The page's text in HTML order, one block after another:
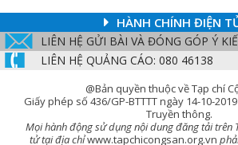
HÀNH CHÍNH ĐIỆN
LIÊN HỆ GỬI BÀI VÀ ĐÓNG GÓP Ý
LIÊN HỆ QUẢNG CÁO: 080 46138
@Bản quyền thuộc về Tạp chí
Giấy phép số 436/GP-BTTTT ngày 14-10-
Truyền thông.
Mọi hành động sử dụng nội dung đăng tải trên
tử tại địa chỉwww.tapchicongsan.org.vn